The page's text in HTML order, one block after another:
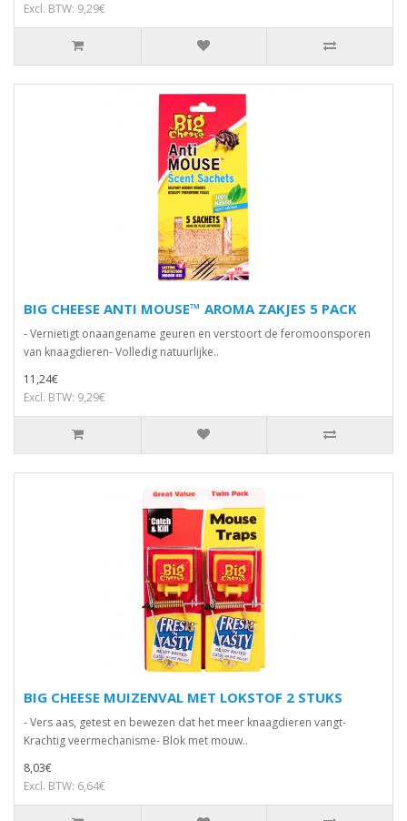
Excl. BTW: 9,29€
BIG CHEESE ANTI MOUSE™ AROMA ZAKJES 5 PACK
- Vernietigt onaangename geuren en verstoort de feromoonsporen
van knaagdieren- Volledig natuurlijke..
11,24€
Excl. BTW: 9,29€
BIG CHEESE MUIZENVAL MET LOKSTOF 2 STUKS
- Vers aas, getest en bewezen dat het meer knaagdieren vangt-
Krachtig veermechanisme- Blok met mouw..
8,03€
Excl. BTW: 6,64€